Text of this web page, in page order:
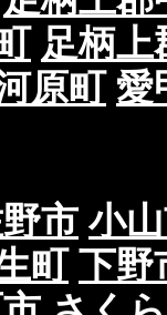
足柄上
原町 愛
市 小
町 下野